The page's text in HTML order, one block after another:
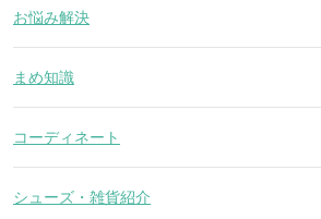
お悩み解決
まめ知識
コーディネート
シューズ・雑貨紹介